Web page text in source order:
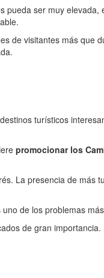
pueda ser muy
de visitantes más que
turísticos
promocionar los
La presencia de más
de los problemas
de gran importancia.